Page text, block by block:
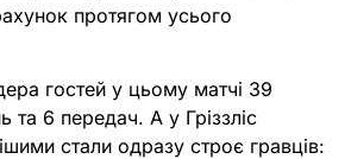
протягом усього
гостей у цьому матчі 39
та 6 передач. А у Гріззліс
стали одразу строє гравців: